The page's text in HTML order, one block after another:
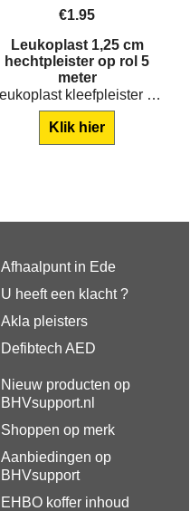
€1.95
Leukoplast 1,25 cm
hechtpleister op rol 5
meter
Leukoplast kleefpleister op rol met klemring 1,25 cm breed
Klik hier
Afhaalpunt in Ede
U heeft een klacht ?
Akla pleisters
Defibtech AED
Nieuw producten op
BHVsupport.nl
Shoppen op merk
Aanbiedingen op
BHVsupport
EHBO koffer inhoud